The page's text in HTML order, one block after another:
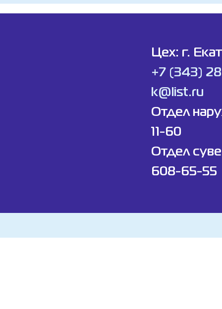
Цех: г.
+7 (343)
k@list.ru
Отдел
11-60
Отдел
608-65-55